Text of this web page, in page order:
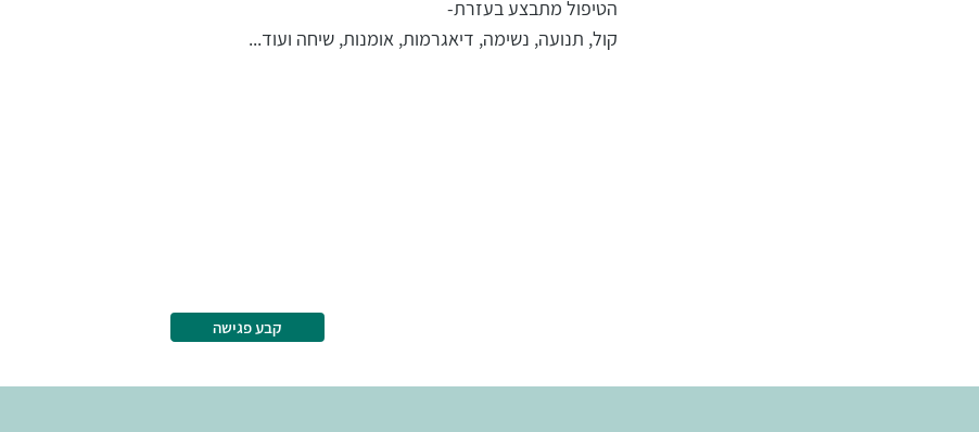
הטיפול מתבצע בעזרת-
קול, תנועה, נשימה, דיאגרמות, אומנות, שיחה ועוד...
קבע פגישה